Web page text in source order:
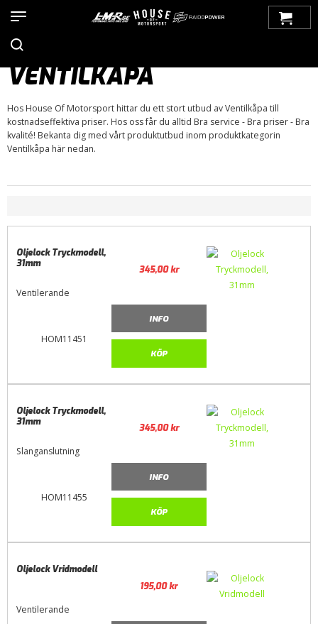
Malibu 64-
67>
VENTILKÅPA
Hos House Of Motorsport hittar du ett stort utbud av Ventilkåpa till
kostnadseffektiva priser. Hos oss får du alltid Bra service - Bra priser - Bra
kvalité! Bekanta dig med vårt produktutbud inom produktkategorin
Ventilkåpa här nedan.
HOM11451
Oljelock Tryckmodell,
31mm
Ventilerande
345,00kr
INFO
KÖP
HOM11455
Oljelock Tryckmodell,
31mm
Slanganslutning
345,00kr
INFO
KÖP
Oljelock Vridmodell
Ventilerande
195,00kr